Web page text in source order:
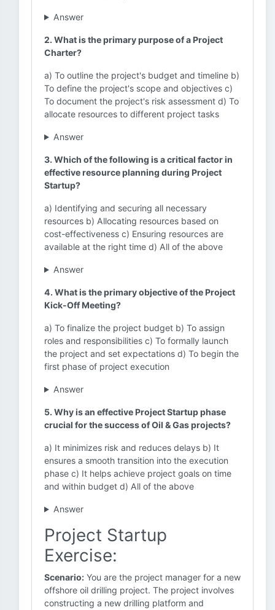
Answer
2. What is the primary purpose of a Project
Charter?
a) To outline the project's budget and timeline b)
To define the project's scope and objectives c)
To document the project's risk assessment d) To
allocate resources to different project tasks
Answer
3. Which of the following is a critical factor in
effective resource planning during Project
Startup?
a) Identifying and securing all necessary
resources b) Allocating resources based on
cost-effectiveness c) Ensuring resources are
available at the right time d) All of the above
Answer
4. What is the primary objective of the Project
Kick-Off Meeting?
a) To finalize the project budget b) To assign
roles and responsibilities c) To formally launch
the project and set expectations d) To begin the
first phase of project execution
Answer
5. Why is an effective Project Startup phase
crucial for the success of Oil & Gas projects?
a) It minimizes risk and reduces delays b) It
ensures a smooth transition into the execution
phase c) It helps achieve project goals on time
and within budget d) All of the above
Answer
Project Startup
Exercise:
Scenario: You are the project manager for a new
offshore oil drilling project. The project involves
constructing a new drilling platform and